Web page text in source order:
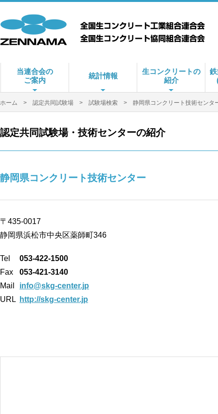
当連合会の
ご案内
統計情報
生コンクリートの
紹介
ホーム > 認定共同試験場 > 試験場検索 > 静岡県コンクリート技術センタ
認定共同試験場・技術センターの紹介
静岡県コンクリート技術センター
〒435-0017
静岡県浜松市中央区薬師町346
Tel
053-422-1500
Fax
053-421-3140
Mail
info@skg-center.jp
URL
http://skg-center.jp